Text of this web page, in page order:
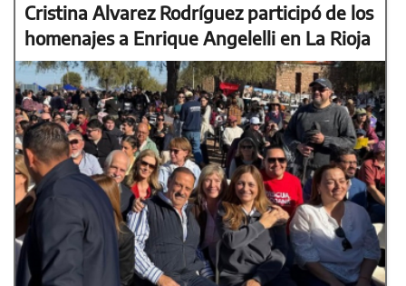
Cristina Alvarez Rodríguez participó de los
homenajes a Enrique Angelelli en La Rioja